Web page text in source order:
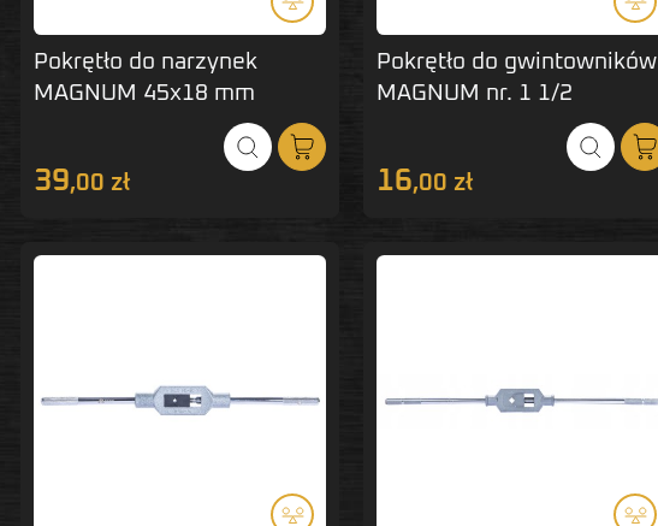
Pokrętło do narzynek
MAGNUM 45x18 mm
39,00 zł
Pokrętło do gwintowników
MAGNUM nr. 1 1/2
16,00 zł